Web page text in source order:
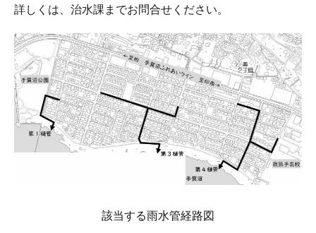
詳しくは、治水課までお問合せください。
該当する雨水管経路図